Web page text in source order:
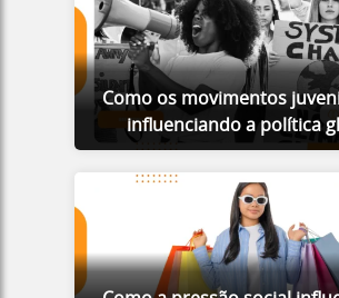
Como os movimentos
influenciando a política